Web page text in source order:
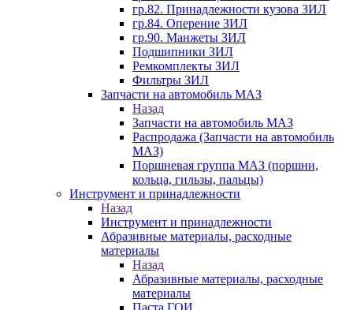
гр.82. Принадлежности кузова ЗИЛ
гр.84. Оперение ЗИЛ
гр.90. Манжеты ЗИЛ
Подшипники ЗИЛ
Ремкомплекты ЗИЛ
Фильтры ЗИЛ
Запчасти на автомобиль МАЗ
Назад
Запчасти на автомобиль МАЗ
Распродажа (Запчасти на автомобиль
МАЗ)
Поршневая группа МАЗ (поршни,
кольца, гильзы, пальцы)
Инструмент и принадлежности
Назад
Инструмент и принадлежности
Абразивные материалы, расходные
материалы
Назад
Абразивные материалы, расходные
материалы
Паста ГОИ